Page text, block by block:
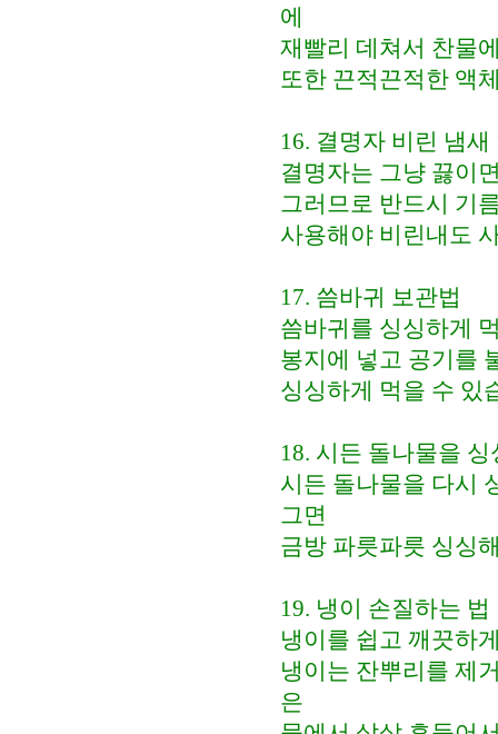
에
재빨리 데쳐서 찬물
또한 끈적끈적한 액
16. 결명자 비린 냄
결명자는 그냥 끓이
그러므로 반드시 기
사용해야 비린내도
17. 씀바귀 보관법
씀바귀를 싱싱하게
봉지에 넣고 공기를
싱싱하게 먹을 수 있
18. 시든 돌나물을 싱
시든 돌나물을 다시
그면
금방 파릇파릇 싱싱
19. 냉이 손질하는 법
냉이를 쉽고 깨끗하
냉이는 잔뿌리를 제
은